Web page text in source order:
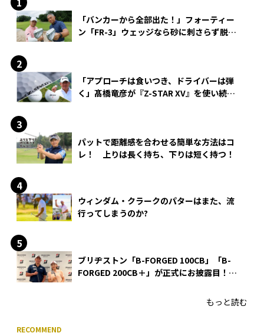
「バンカーから全部出た！」フォーティー
ン「FR-3」ウェッジなら砂に刺さらず脱出
「アプローチは食いつき、ドライバーは弾
く」髙橋竜彦が『Z-STAR XV』を使い続け
パットで距離感を合わせる簡単な方法はコ
レ！ 上りは長く持ち、下りは短く持つ！
ウィンダム・クラークのパターはまた、流
行ってしまうのか?
ブリヂストン「B-FORGED 100CB」「B-
FORGED 200CB＋」が正式にお披露目！
もっと読む